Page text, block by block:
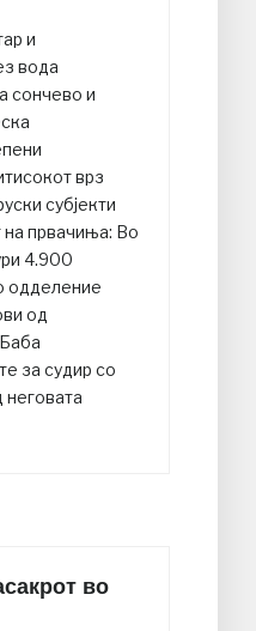
и
вода
сончево и
врз
субјекти
на првачиња: Во
4.900
одделение
од
за судир со
неговата
во